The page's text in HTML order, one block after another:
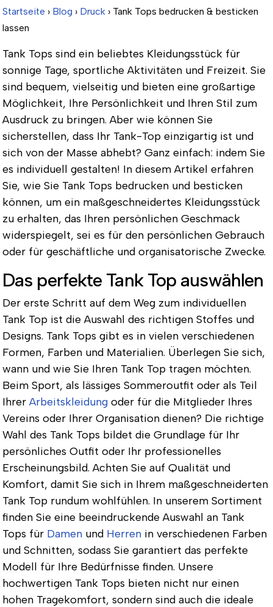
Startseite › Blog › Druck › Tank Tops bedrucken & besticken
lassen
Tank Tops sind ein beliebtes Kleidungsstück für
sonnige Tage, sportliche Aktivitäten und Freizeit. Sie
sind bequem, vielseitig und bieten eine großartige
Möglichkeit, Ihre Persönlichkeit und Ihren Stil zum
Ausdruck zu bringen. Aber wie können Sie
sicherstellen, dass Ihr Tank-Top einzigartig ist und
sich von der Masse abhebt? Ganz einfach: indem Sie
es individuell gestalten! In diesem Artikel erfahren
Sie, wie Sie Tank Tops bedrucken und besticken
können, um ein maßgeschneidertes Kleidungsstück
zu erhalten, das Ihren persönlichen Geschmack
widerspiegelt, sei es für den persönlichen Gebrauch
oder für geschäftliche und organisatorische Zwecke.
Das perfekte Tank Top auswählen
Der erste Schritt auf dem Weg zum individuellen
Tank Top ist die Auswahl des richtigen Stoffes und
Designs. Tank Tops gibt es in vielen verschiedenen
Formen, Farben und Materialien. Überlegen Sie sich,
wann und wie Sie Ihren Tank Top tragen möchten.
Beim Sport, als lässiges Sommeroutfit oder als Teil
Ihrer Arbeitskleidung oder für die Mitglieder Ihres
Vereins oder Ihrer Organisation dienen? Die richtige
Wahl des Tank Tops bildet die Grundlage für Ihr
persönliches Outfit oder Ihr professionelles
Erscheinungsbild. Achten Sie auf Qualität und
Komfort, damit Sie sich in Ihrem maßgeschneiderten
Tank Top rundum wohlfühlen. In unserem Sortiment
finden Sie eine beeindruckende Auswahl an Tank
Tops für Damen und Herren in verschiedenen Farben
und Schnitten, sodass Sie garantiert das perfekte
Modell für Ihre Bedürfnisse finden. Unsere
hochwertigen Tank Tops bieten nicht nur einen
hohen Tragekomfort, sondern sind auch die ideale